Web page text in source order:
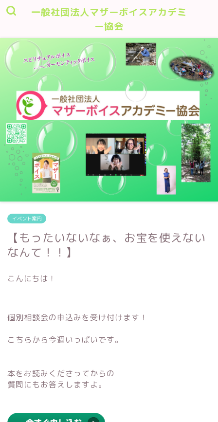
一般社団法人マザーボイスアカデミ
ー協会
イベント案内
【もったいないなぁ、お宝を使えない
なんて！！】
こんにちは！
個別相談会の申込みを受け付けます！
こちらから今週いっぱいです。
本をお読みくださってからの
質問にもお答えしますよ。